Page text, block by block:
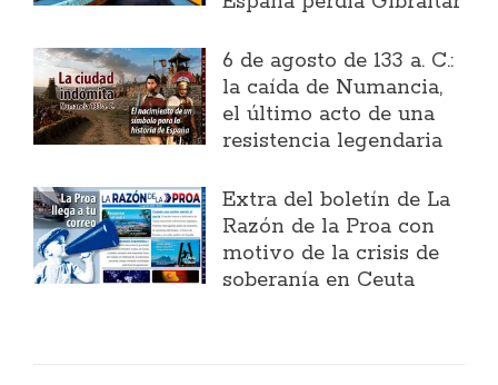
6 de agosto de 133 a. C.:
la caída de Numancia,
el último acto de una
resistencia legendaria
Extra del boletín de La
Razón de la Proa con
motivo de la crisis de
soberanía en Ceuta